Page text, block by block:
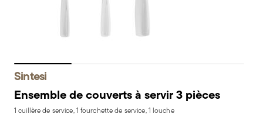
Sintesi
Ensemble de couverts à servir 3 pièces
1 cuillère de service, 1 fourchette de service, 1 louche